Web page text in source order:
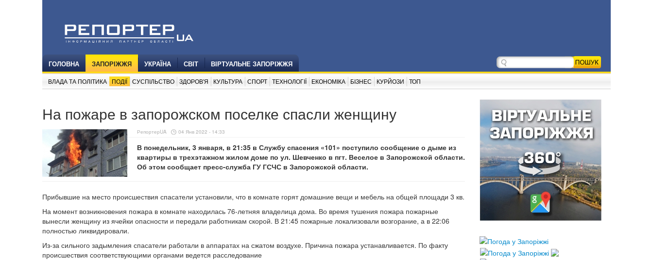
ГОЛОВНА ЗАПОРІЖЖЯ УКРАЇНА СВІТ ВІРТУАЛЬНЕ ЗАПОРІЖЖЯ
ВЛАДА ТА ПОЛІТИКА ПОДІЇ СУСПІЛЬСТВО ЗДОРОВ'Я КУЛЬТУРА СПОРТ ТЕХНОЛОГІЇ ЕКОНОМІКА БІЗНЕС КУРЙОЗИ ТОП
На пожаре в запорожском поселке спасли женщину
РепортерUA 04 Янв 2022 - 14:33
В понедельник, 3 января, в 21:35 в Службу спасения «101» поступило сообщение о дыме из
квартиры в трехэтажном жилом доме по ул. Шевченко в пгт. Веселое в Запорожской области.
Об этом сообщает пресс-служба ГУ ГСЧС в Запорожской области.
Прибывшие на место происшествия спасатели установили, что в комнате горят домашние вещи и мебель на общей площади 3 кв.
На момент возникновения пожара в комнате находилась 76-летняя владелица дома. Во время тушения пожара пожарные
вынесли женщину из ячейки опасности и передали работникам скорой. В 21:45 пожарные локализовали возгорание, а в 22:06
полностью ликвидировали.
Из-за сильного задымления спасатели работали в аппаратах на сжатом воздухе. Причина пожара устанавливается. По факту
происшествия соответствующими органами ведется расследование